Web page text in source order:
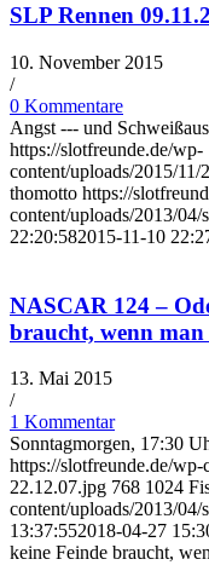
SLP Rennen
10. November 2015
/
0 Kommentare
Angst --- und
https://slotfreunde.de/wp-
content/uploads/2015/
thomotto https://
content/uploads/2013/
22:20:582015-11-10
NASCAR 124 –
braucht, wenn
13. Mai 2015
/
1 Kommentar
Sonntagmorgen, 17:30
https://slotfreunde.de/
22.12.07.jpg 768 1024
content/uploads/2013/
13:37:552018-04-27
keine Feinde braucht,